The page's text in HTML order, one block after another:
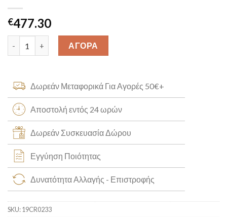
€477.30
Χειροποίητος Σταυρός με Ζιργκόν K14 [19CR0233] quantity
ΑΓΟΡΑ
Δωρεάν Μεταφορικά Για Αγορές 50€+
Αποστολή εντός 24 ωρών
Δωρεάν Συσκευασία Δώρου
Εγγύηση Ποιότητας
Δυνατότητα Αλλαγής - Επιστροφής
SKU:19CR0233